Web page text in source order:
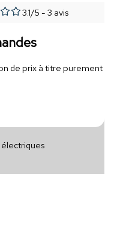
3.1/5 - 3 avis
de prix à titre purement